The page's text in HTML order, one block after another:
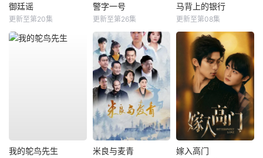
御廷谣
更新至第20集
警字一号
更新至第26集
马背上的银行
更新至第08集
我的鸵鸟先生 米良与麦青 嫁入高门